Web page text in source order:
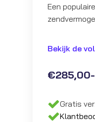
Een
Bekijk de
€285,00-
€285,00
tot
Gratis